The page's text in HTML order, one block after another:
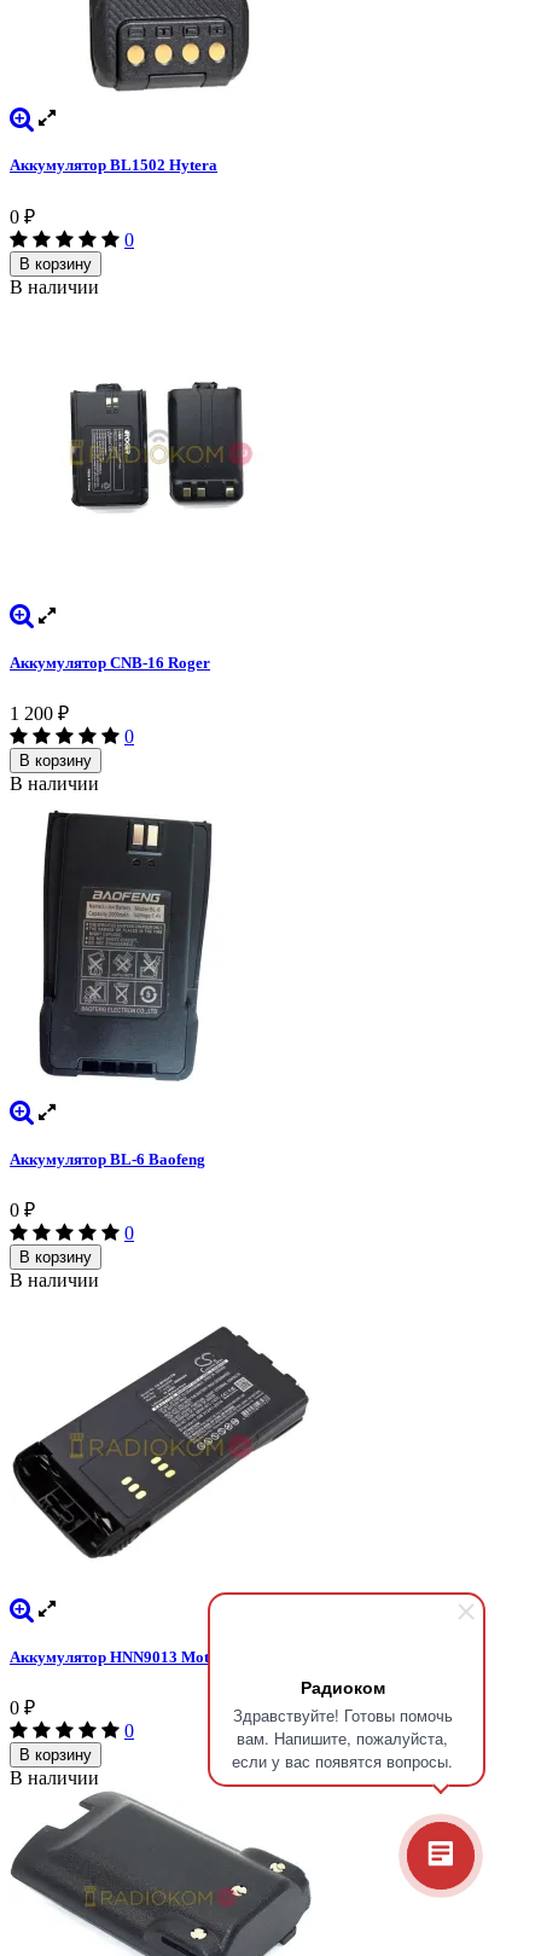
Радиоком
Здравствуйте! Готовы помочь
вам. Напишите, пожалуйста,
если у вас появятся вопросы.
Аккумулятор BL1502 Hytera
0 ₽
0
В корзину
В наличии
Аккумулятор CNB-16 Roger
1 200 ₽
0
В корзину
В наличии
Аккумулятор BL-6 Baofeng
0 ₽
0
В корзину
В наличии
Аккумулятор HNN9013 Motorola
0 ₽
0
В корзину
В наличии